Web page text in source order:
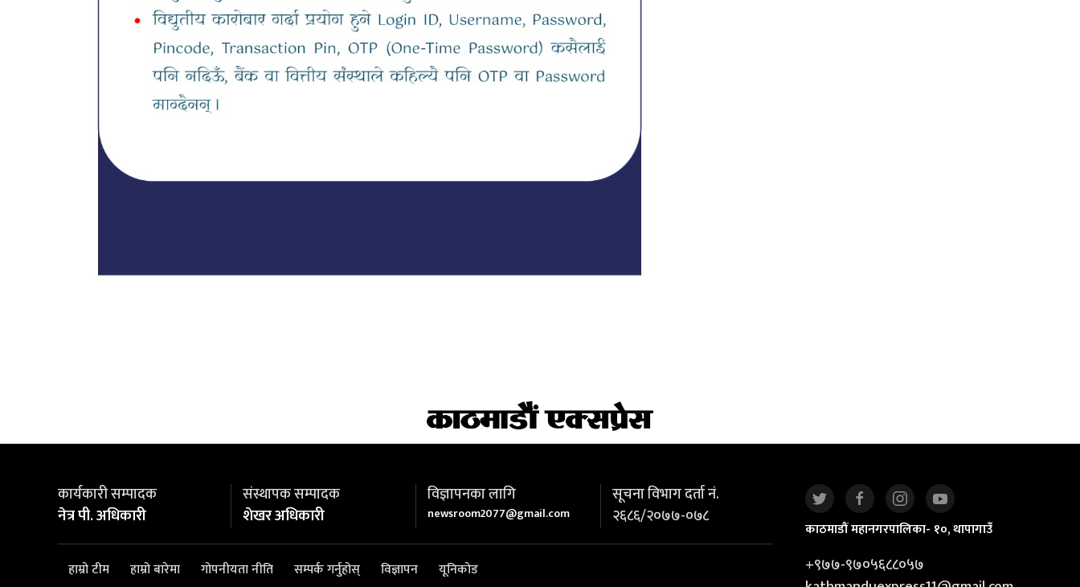
कार्यकारी सम्पादक
नेत्र पी. अधिकारी
संस्थापक सम्पादक
शेखर अधिकारी
विज्ञापनका लागि
newsroom2077@gmail.com
सूचना विभाग दर्ता नं.
२६८६/२०७७-०७८
हाम्रो टीम हाम्रो बारेमा गोपनीयता नीति सम्पर्क गर्नुहोस् विज्ञापन यूनिकोड
काठमाडौं महानगरपालिका- १०, थापागाउँ
+९७७-९७०५६८८०५७